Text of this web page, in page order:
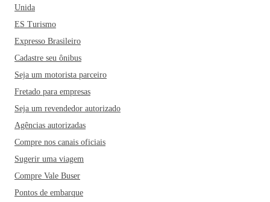
Unida
ES Turismo
Expresso Brasileiro
Cadastre seu ônibus
Seja um motorista parceiro
Fretado para empresas
Seja um revendedor autorizado
Agências autorizadas
Compre nos canais oficiais
Sugerir uma viagem
Compre Vale Buser
Pontos de embarque